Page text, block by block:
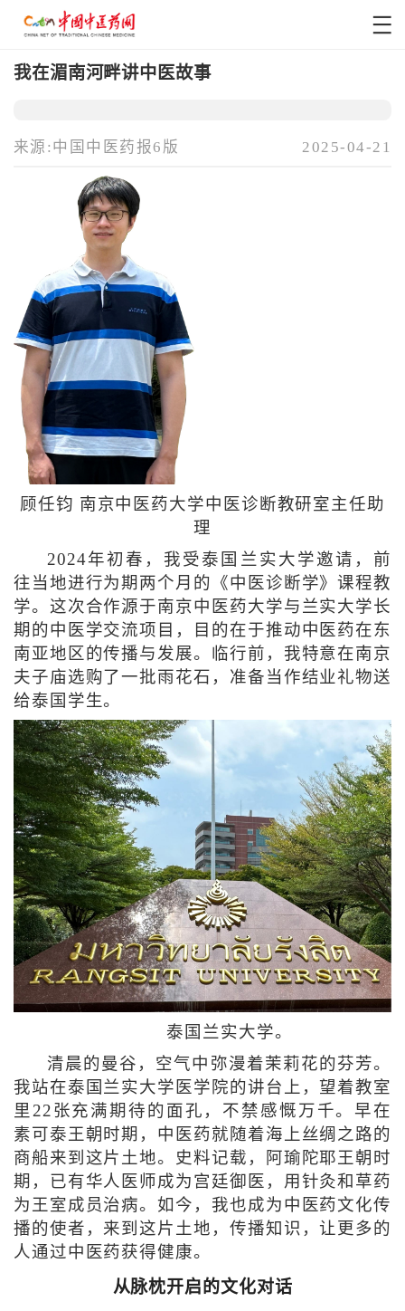
我在湄南河畔讲中医故事
来源:中国中医药报6版 2025-04-21
顾任钧 南京中医药大学中医诊断教研室主任助
理
2024年初春，我受泰国兰实大学邀请，前
往当地进行为期两个月的《中医诊断学》课程教
学。这次合作源于南京中医药大学与兰实大学长
期的中医学交流项目，目的在于推动中医药在东
南亚地区的传播与发展。临行前，我特意在南京
夫子庙选购了一批雨花石，准备当作结业礼物送
给泰国学生。
泰国兰实大学。
清晨的曼谷，空气中弥漫着茉莉花的芬芳。
我站在泰国兰实大学医学院的讲台上，望着教室
里22张充满期待的面孔，不禁感慨万千。早在
素可泰王朝时期，中医药就随着海上丝绸之路的
商船来到这片土地。史料记载，阿瑜陀耶王朝时
期，已有华人医师成为宫廷御医，用针灸和草药
为王室成员治病。如今，我也成为中医药文化传
播的使者，来到这片土地，传播知识，让更多的
人通过中医药获得健康。
从脉枕开启的文化对话